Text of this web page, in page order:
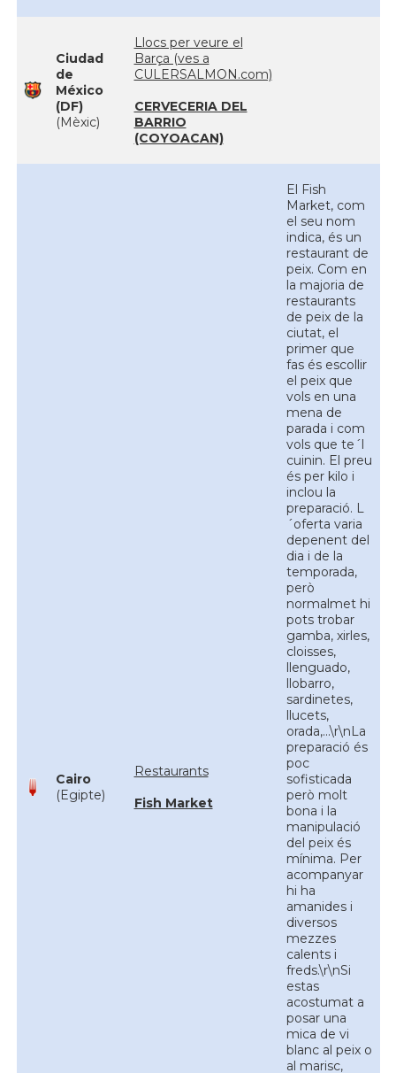
Ciudad
de
México
(DF)
(Mèxic)
Llocs per veure el
Barça (ves a
CULERSALMON.com)
CERVECERIA DEL
BARRIO
(COYOACAN)
Cairo
(Egipte)
Restaurants
Fish Market
El Fish
Market, com
el seu nom
indica, és un
restaurant de
peix. Com en
la majoria de
restaurants
de peix de la
ciutat, el
primer que
fas és escollir
el peix que
vols en una
mena de
parada i com
vols que te´l
cuinin. El preu
és per kilo i
inclou la
preparació. L
´oferta varia
depenent del
dia i de la
temporada,
però
normalmet hi
pots trobar
gamba, xirles,
cloisses,
llenguado,
llobarro,
sardinetes,
llucets,
orada,...\r\nLa
preparació és
poc
sofisticada
però molt
bona i la
manipulació
del peix és
mínima. Per
acompanyar
hi ha
amanides i
diversos
mezzes
calents i
freds.\r\nSi
estas
acostumat a
posar una
mica de vi
blanc al peix o
al marisc,